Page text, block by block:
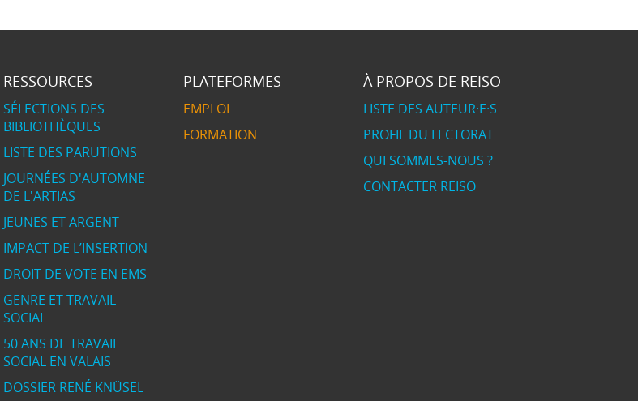
RESSOURCES
SÉLECTIONS DES
BIBLIOTHÈQUES
LISTE DES PARUTIONS
JOURNÉES D'AUTOMNE
DE L'ARTIAS
JEUNES ET ARGENT
IMPACT DE L’INSERTION
DROIT DE VOTE EN EMS
GENRE ET TRAVAIL
SOCIAL
50 ANS DE TRAVAIL
SOCIAL EN VALAIS
DOSSIER RENÉ KNÜSEL
PLATEFORMES
EMPLOI
FORMATION
À PROPOS DE REISO
LISTE DES AUTEUR·E·S
PROFIL DU LECTORAT
QUI SOMMES-NOUS ?
CONTACTER REISO